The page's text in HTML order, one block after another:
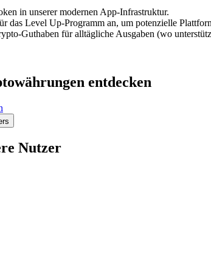
in unserer modernen App-Infrastruktur.
das Level Up-Programm an, um potenzielle
Guthaben für alltägliche Ausgaben (wo
entdecken
Nutzer